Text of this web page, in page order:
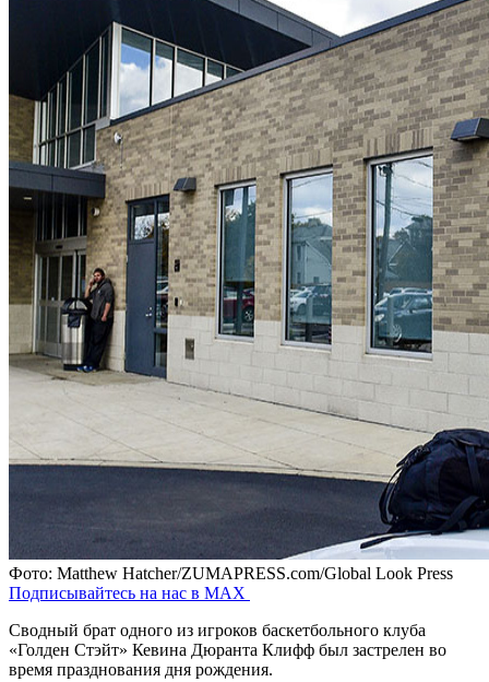
Фото: Matthew Hatcher/ZUMAPRESS.com/Global Look Press
Подписывайтесь на нас в MAX
Сводный брат одного из игроков баскетбольного клуба
«Голден Стэйт» Кевина Дюранта Клифф был застрелен во
время празднования дня рождения.